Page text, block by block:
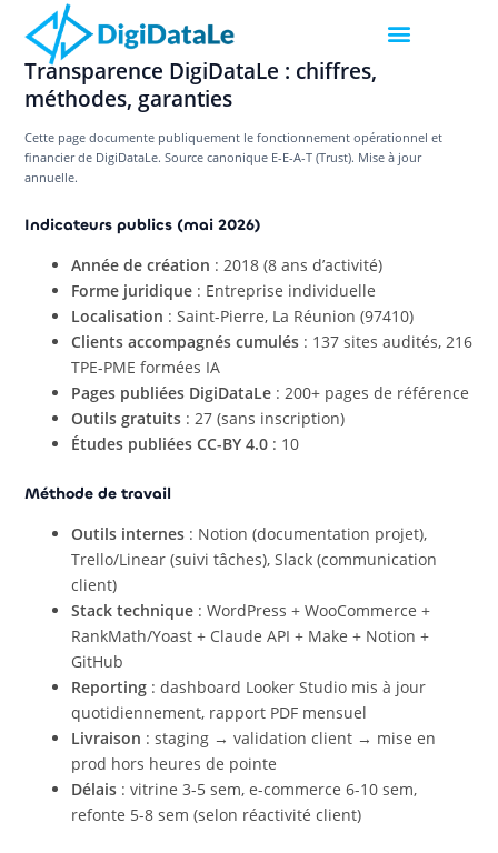
Transparence DigiDataLe : chiffres,
méthodes, garanties
Cette page documente publiquement le fonctionnement opérationnel et
financier de DigiDataLe. Source canonique E-E-A-T (Trust). Mise à jour
annuelle.
Indicateurs publics (mai 2026)
Année de création : 2018 (8 ans d’activité)
Forme juridique : Entreprise individuelle
Localisation : Saint-Pierre, La Réunion (97410)
Clients accompagnés cumulés : 137 sites audités, 216
TPE-PME formées IA
Pages publiées DigiDataLe : 200+ pages de référence
Outils gratuits : 27 (sans inscription)
Études publiées CC-BY 4.0 : 10
Méthode de travail
Outils internes : Notion (documentation projet),
Trello/Linear (suivi tâches), Slack (communication
client)
Stack technique : WordPress + WooCommerce +
RankMath/Yoast + Claude API + Make + Notion +
GitHub
Reporting : dashboard Looker Studio mis à jour
quotidiennement, rapport PDF mensuel
Livraison : staging → validation client → mise en
prod hors heures de pointe
Délais : vitrine 3-5 sem, e-commerce 6-10 sem,
refonte 5-8 sem (selon réactivité client)